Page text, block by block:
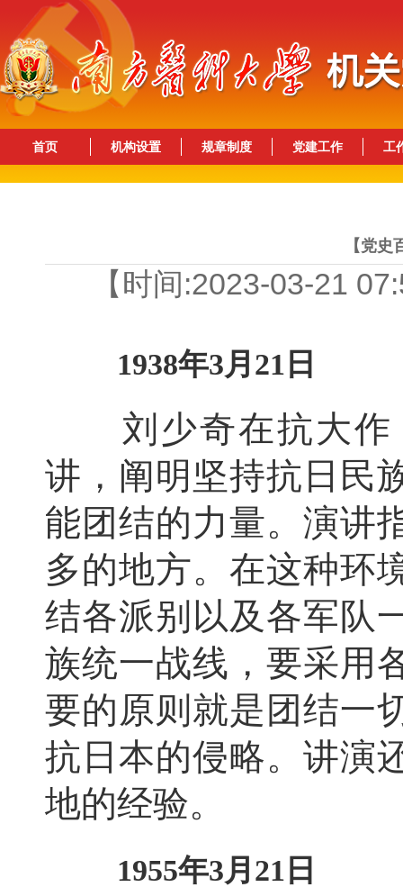
首页 机构设置 规章制度 党建工作 工
【党
【时间:2023-03-21
1938年3月21日
刘少奇在抗大作
讲，阐明坚持抗日民
能团结的力量。演讲
多的地方。在这种环
结各派别以及各军队
族统一战线，要采用
要的原则就是团结一
抗日本的侵略。讲演
地的经验。
1955年3月21日